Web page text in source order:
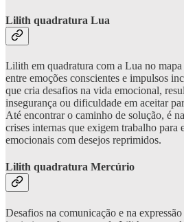
Lilith quadratura Lua
Lilith em quadratura com a Lua no
entre emoções conscientes e impulsos
que cria desafios na vida emocional,
insegurança ou dificuldade em aceitar
Até encontrar o caminho de solução, é
crises internas que exigem trabalho para
emocionais com desejos reprimidos.
Lilith quadratura Mercúrio
Desafios na comunicação e na